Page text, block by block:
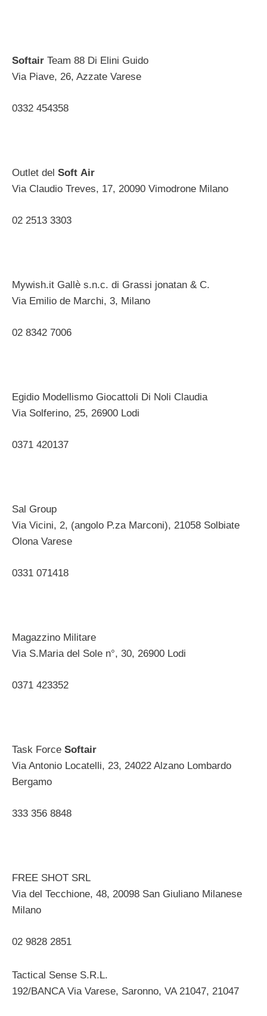
Softair Team 88 Di Elini Guido
Via Piave, 26, Azzate Varese ‎
0332 454358 ‎
Outlet del Soft Air
Via Claudio Treves, 17, 20090 Vimodrone Milano ‎
02 2513 3303
Mywish.it Gallè s.n.c. di Grassi jonatan & C.
Via Emilio de Marchi, 3, Milano ‎
02 8342 7006
Egidio Modellismo Giocattoli Di Noli Claudia
Via Solferino, 25, 26900 Lodi ‎
0371 420137
Sal Group
Via Vicini, 2, (angolo P.za Marconi), 21058 Solbiate
Olona Varese ‎
0331 071418 ‎
Magazzino Militare
Via S.Maria del Sole n°, 30, 26900 Lodi ‎
0371 423352
Task Force Softair
Via Antonio Locatelli, 23, 24022 Alzano Lombardo
Bergamo ‎
333 356 8848 ‎
FREE SHOT SRL
Via del Tecchione, 48, 20098 San Giuliano Milanese
Milano ‎
02 9828 2851
Tactical Sense S.R.L.
192/BANCA Via Varese, Saronno, VA 21047, 21047 ‎